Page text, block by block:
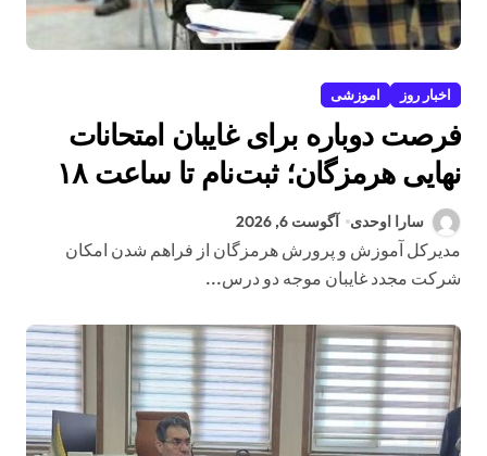
اخبار روز اموزشی
فرصت دوباره برای غایبان امتحانات
نهایی هرمزگان؛ ثبت‌نام تا ساعت ۱۸
امروزسارا اوحدی آگوست 6, 2026
مدیرکل آموزش و پرورش هرمزگان از فراهم شدن امکان
شرکت مجدد غایبان موجه دو درس...